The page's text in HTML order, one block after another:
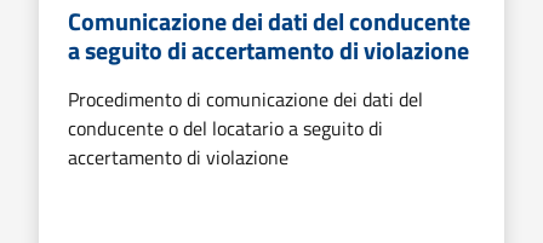
Comunicazione dei dati del conducente
a seguito di accertamento di violazione
Procedimento di comunicazione dei dati del
conducente o del locatario a seguito di
accertamento di violazione